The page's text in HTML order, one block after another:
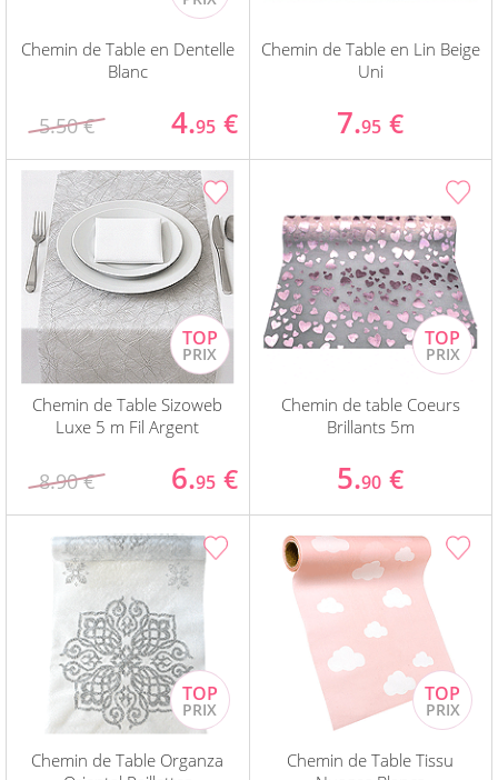
Chemin de Table en Dentelle
Blanc
5.50 € 4.95 €
Chemin de Table en Lin Beige
Uni
7.95 €
Chemin de Table Sizoweb
Luxe 5 m Fil Argent
8.90 € 6.95 €
Chemin de table Coeurs
Brillants 5m
5.90 €
Chemin de Table Organza
Chemin de Table Tissu